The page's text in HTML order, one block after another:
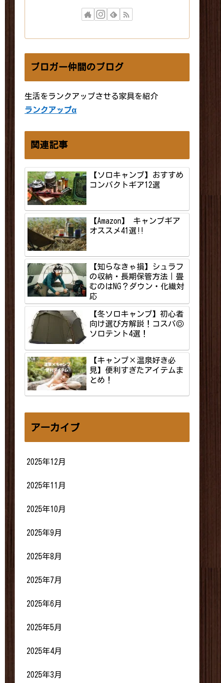
ブロガー仲間のブログ
生活をランクアップさせる家具を紹介
ランクアップα
関連記事
【ソロキャンプ】おすすめ
コンパクトギア12選
【Amazon】 キャンプギア
オススメ41選‼
【知らなきゃ損】シュラフ
の収納・長期保管方法｜畳
むのはNG？ダウン・化繊対
応
【冬ソロキャンプ】初心者
向け選び方解説！コスパ◎
ソロテント4選！
【キャンプ×温泉好き必
見】便利すぎたアイテムま
とめ！
アーカイブ
2025年12月
2025年11月
2025年10月
2025年9月
2025年8月
2025年7月
2025年6月
2025年5月
2025年4月
2025年3月